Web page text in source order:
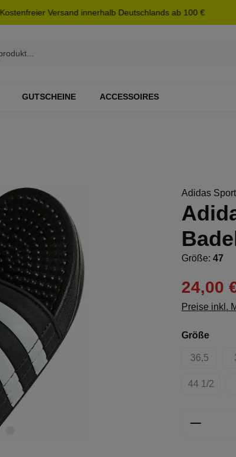
Kostenfreier Versand innerhalb Deutschlands ab 100 €
GUTSCHEINE ACCESSOIRES
Adidas
Größe: 47
24,00
Preise inkl.
Größe
36,5
(Diese
44 1/2
(Diese